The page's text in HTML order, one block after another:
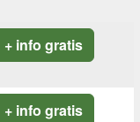
+ info gratis
+ info gratis